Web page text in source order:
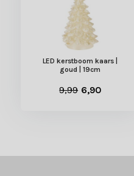
LED kerstboom kaars |
goud | 19cm
9,99 6,90